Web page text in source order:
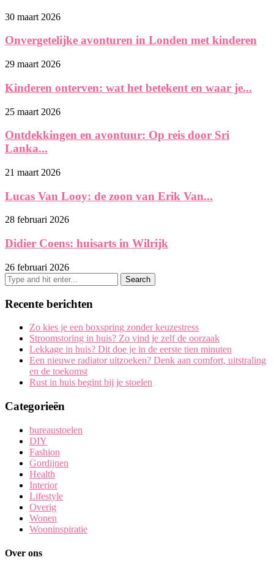
30 maart 2026
Onvergetelijke avonturen in Londen met kinderen
29 maart 2026
Kinderen onterven: wat het betekent en waar je...
25 maart 2026
Ontdekkingen en avontuur: Op reis door Sri
Lanka...
21 maart 2026
Lucas Van Looy: de zoon van Erik Van...
28 februari 2026
Didier Coens: huisarts in Wilrijk
26 februari 2026
Recente berichten
Zo kies je een boxspring zonder keuzestress
Stroomstoring in huis? Zo vind je zelf de oorzaak
Lekkage in huis? Dit doe je in de eerste tien minuten
Een nieuwe radiator uitzoeken? Denk aan comfort, uitstraling
en de toekomst
Rust in huis begint bij je stoelen
Categorieën
bureaustoelen
DIY
Fashion
Gordijnen
Health
Interior
Lifestyle
Overig
Wonen
Wooninspiratie
Over ons